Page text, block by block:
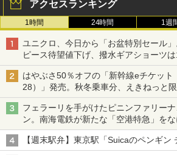
アクセスランキング
1時間 24時間 1週
ユニクロ、今日から「お盆特別セール
ピース待望値下げ、撥水ギアショーツ
はやぶさ50％オフの「新幹線eチケット
28）」発売。秋冬乗車分、えきねっと
フェラーリを手がけたピニンファリー
ン。南海電鉄が新たな「空港特急」を
【週末駅弁】東京駅「Suicaのペンギン